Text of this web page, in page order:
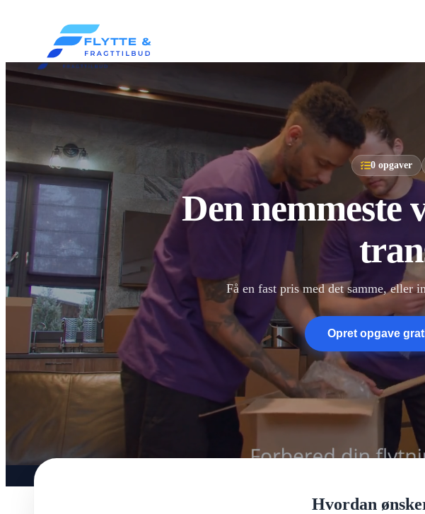
0 opgaver
Den nemmeste
Få en fast pris med det samme, eller
Opret opgave
Hvordan